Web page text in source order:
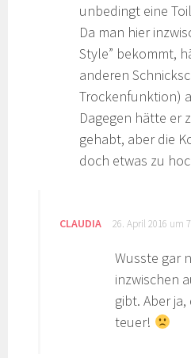
unbedingt eine
Da man hier
Style” bekommt,
anderen
Trockenfunktion)
Dagegen hätte er
gehabt, aber die
doch etwas zu
CLAUDIA 26. April 2016 um
Wusste gar
inzwischen
gibt. Aber
teuer!